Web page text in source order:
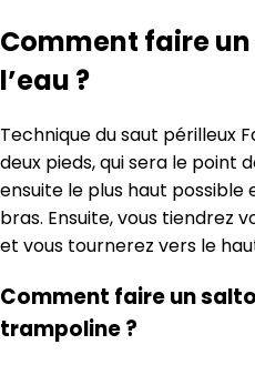
Comment faire
l’eau ?
Technique du saut périlleux
deux pieds, qui sera le point
ensuite le plus haut possible
bras. Ensuite, vous tiendrez
et vous tournerez vers le
Comment faire un
trampoline ?